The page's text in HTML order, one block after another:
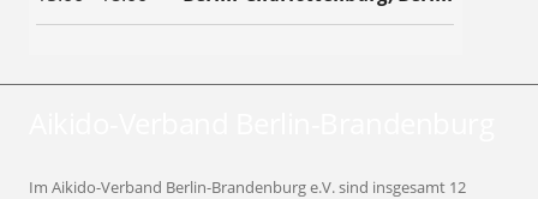
Im Aikido-Verband Berlin-Brandenburg e.V. sind insgesamt 12